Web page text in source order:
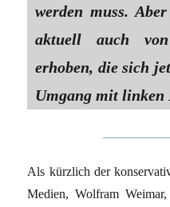
werden muss.
aktuell auch
erhoben, die sich
Umgang mit linken
Als kürzlich der
Medien, Wolfram